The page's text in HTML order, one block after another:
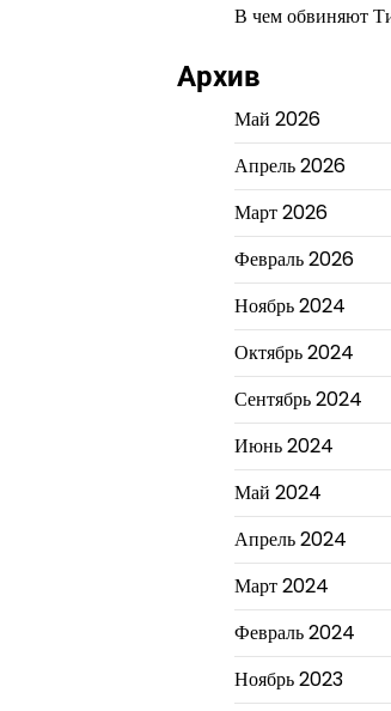
В чем обвиняют
Архив
Май 2026
Апрель 2026
Март 2026
Февраль 2026
Ноябрь 2024
Октябрь 2024
Сентябрь 2024
Июнь 2024
Май 2024
Апрель 2024
Март 2024
Февраль 2024
Ноябрь 2023